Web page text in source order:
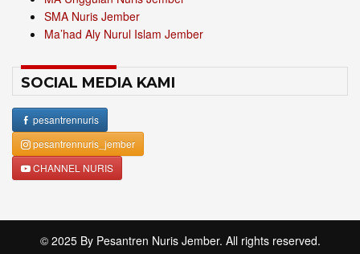
SMA Nuris Jember
Ma’had Aly Nurul Islam Jember
SOCIAL MEDIA KAMI
pesantrennuris
pesantrennuris_jember
CHANNEL NURIS
© 2025 By Pesantren Nuris Jember. All rights reserved.